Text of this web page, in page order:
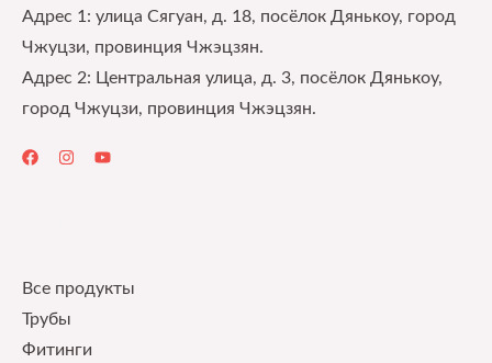
Адрес 1: улица Сягуан, д. 18, посёлок Дянькоу, город
Чжуцзи, провинция Чжэцзян.
Адрес 2: Центральная улица, д. 3, посёлок Дянькоу,
город Чжуцзи, провинция Чжэцзян.
Все продукты
Трубы
Фитинги